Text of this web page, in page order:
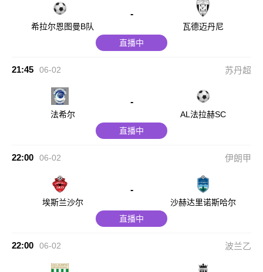
希拉尔恩图曼B队
-
瓦德迈丹尼
直播中
21:45 06-02 苏丹超
法希尔
-
AL法拉赫SC
直播中
22:00 06-02 伊朗甲
埃斯兰沙尔
-
沙赫达里诺斯哈尔
直播中
22:00 06-02 波兰乙